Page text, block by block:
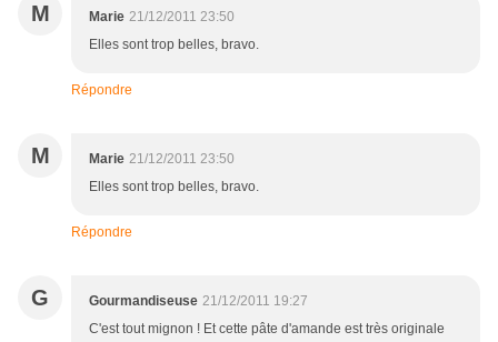
M Marie 21/12/2011 23:50
Elles sont trop belles, bravo.
Répondre
M Marie 21/12/2011 23:50
Elles sont trop belles, bravo.
Répondre
G Gourmandiseuse 21/12/2011 19:27
C'est tout mignon ! Et cette pâte d'amande est très originale